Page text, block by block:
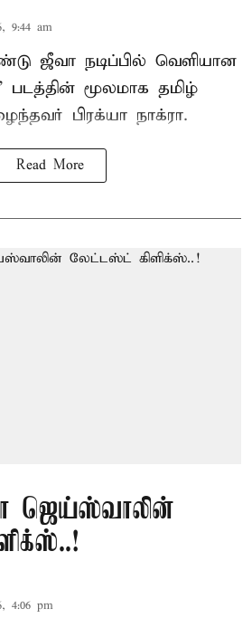
9:44 am
ஜீவா நடிப்பில் வெளியான
படத்தின் மூலமாக தமிழ்
பிரக்யா நாக்ரா.
Read More
ஜெய்ஸ்வாலின்
4:06 pm